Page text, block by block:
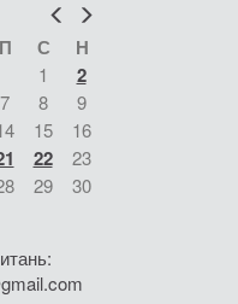
Попер
П С Н
1 2
7 8
9
15
16
22
23
29
30